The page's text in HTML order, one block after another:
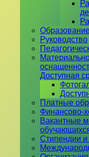
Руководство
Доступная
Платные
Финансово-
Вакантные
Стипендии